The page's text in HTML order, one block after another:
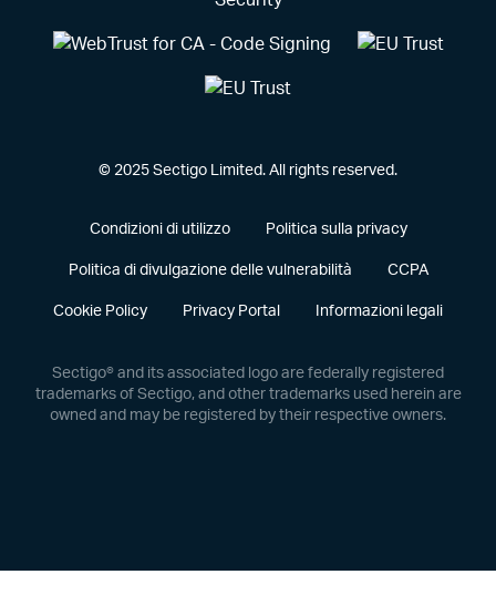
© 2025 Sectigo Limited. All rights reserved.
Condizioni di utilizzo Politica sulla privacy
Politica di divulgazione delle vulnerabilità CCPA
Cookie Policy Privacy Portal Informazioni legali
Sectigo® and its associated logo are federally registered
trademarks of Sectigo, and other trademarks used herein are
owned and may be registered by their respective owners.